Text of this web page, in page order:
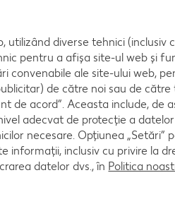
utilizând diverse tehnici (inclusiv
pentru a afișa site-ul web și
convenabile ale site-ului web,
de către noi sau de
de acord”. Aceasta include, de
adecvat de protecție a
necesare. Opțiunea „Setări”
informații, inclusiv cu privire la
datelor dvs., în Politica